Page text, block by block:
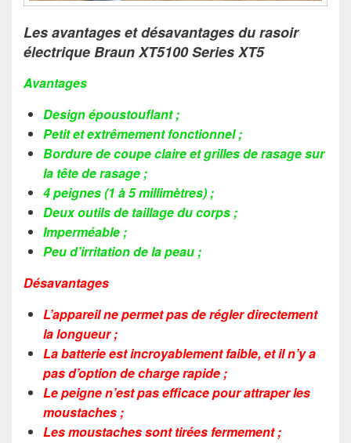
Les avantages et désavantages du rasoir
électrique Braun XT5100 Series XT5
Avantages
Design époustouflant ;
Petit et extrêmement fonctionnel ;
Bordure de coupe claire et grilles de rasage sur
la tête de rasage ;
4 peignes (1 à 5 millimètres) ;
Deux outils de taillage du corps ;
Imperméable ;
Peu d’irritation de la peau ;
Désavantages
L’appareil ne permet pas de régler directement
la longueur ;
La batterie est incroyablement faible, et il n’y a
pas d’option de charge rapide ;
Le peigne n’est pas efficace pour attraper les
moustaches ;
Les moustaches sont tirées fermement ;